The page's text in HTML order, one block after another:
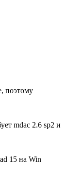
поэтому
mdac 2.6 sp2 и
15 на Win